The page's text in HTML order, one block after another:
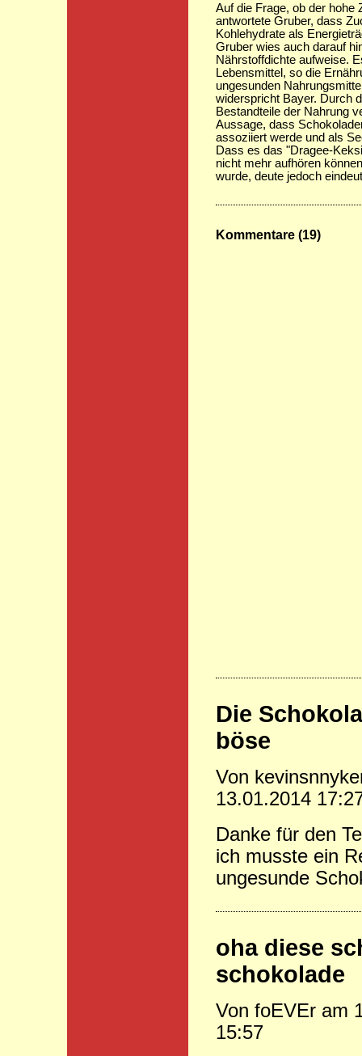
Auf die Frage, ob der hohe
antwortete Gruber, dass
Kohlehydrate als
Gruber wies auch darauf
Nährstoffdichte aufweise.
Lebensmittel, so die
ungesunden
widerspricht Bayer. Durch
Bestandteile der Nahrung
Aussage, dass
assoziiert werde und als
Dass es das "Dragee-
nicht mehr aufhören
wurde, deute jedoch
Kommentare (19)
Die
böse
Von
13.01.2014
Danke für den
ich musste ein
ungesunde
oha diese
schokolade
Von foEVEr am
15:57